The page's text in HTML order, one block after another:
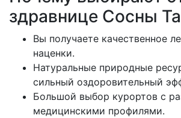
здравнице Сосны
Вы получаете качественное
наценки.
Натуральные природные
сильный оздоровительный
Большой выбор курортов с
медицинскими профилями.